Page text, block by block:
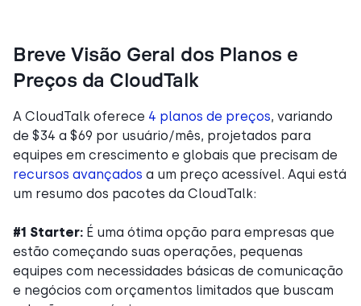
Breve Visão Geral dos Planos e
Preços da CloudTalk
A CloudTalk oferece 4 planos de preços, variando
de $34 a $69 por usuário/mês, projetados para
equipes em crescimento e globais que precisam de
recursos avançados a um preço acessível. Aqui está
um resumo dos pacotes da CloudTalk:
#1 Starter: É uma ótima opção para empresas que
estão começando suas operações, pequenas
equipes com necessidades básicas de comunicação
e negócios com orçamentos limitados que buscam